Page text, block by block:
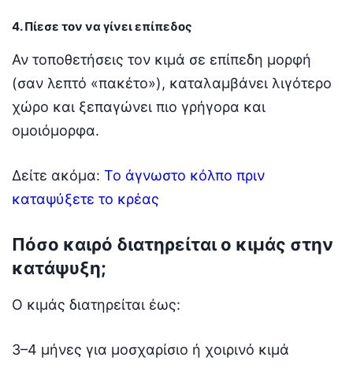
4. Πίεσε τον να γίνει επίπεδος
Αν τοποθετήσεις τον κιμά σε επίπεδη μορφή
(σαν λεπτό «πακέτο»), καταλαμβάνει λιγότερο
χώρο και ξεπαγώνει πιο γρήγορα και
ομοιόμορφα.
Δείτε ακόμα: Το άγνωστο κόλπο πριν
καταψύξετε το κρέας
Πόσο καιρό διατηρείται ο κιμάς στην
κατάψυξη;
Ο κιμάς διατηρείται έως:
3–4 μήνες για μοσχαρίσιο ή χοιρινό κιμά